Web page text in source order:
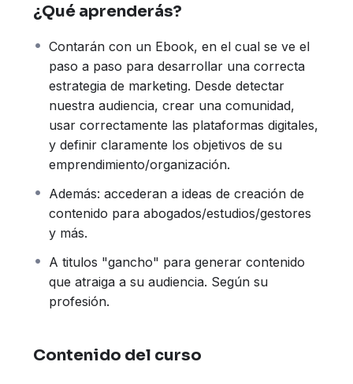
¿Qué aprenderás?
Contarán con un Ebook, en el cual se ve el
paso a paso para desarrollar una correcta
estrategia de marketing. Desde detectar
nuestra audiencia, crear una comunidad,
usar correctamente las plataformas digitales,
y definir claramente los objetivos de su
emprendimiento/organización.
Además: accederan a ideas de creación de
contenido para abogados/estudios/gestores
y más.
A titulos "gancho" para generar contenido
que atraiga a su audiencia. Según su
profesión.
Contenido del curso